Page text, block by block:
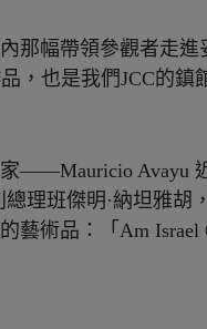
那幅帶領參觀者走
，也是我們JCC的鎮
——Mauricio Avayu
理班傑明·納坦雅胡
藝術品：「Am